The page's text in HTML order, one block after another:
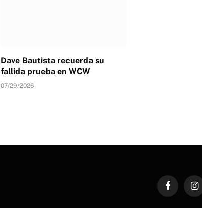
Dave Bautista recuerda su
fallida prueba en WCW
07/29/2026
Facebook